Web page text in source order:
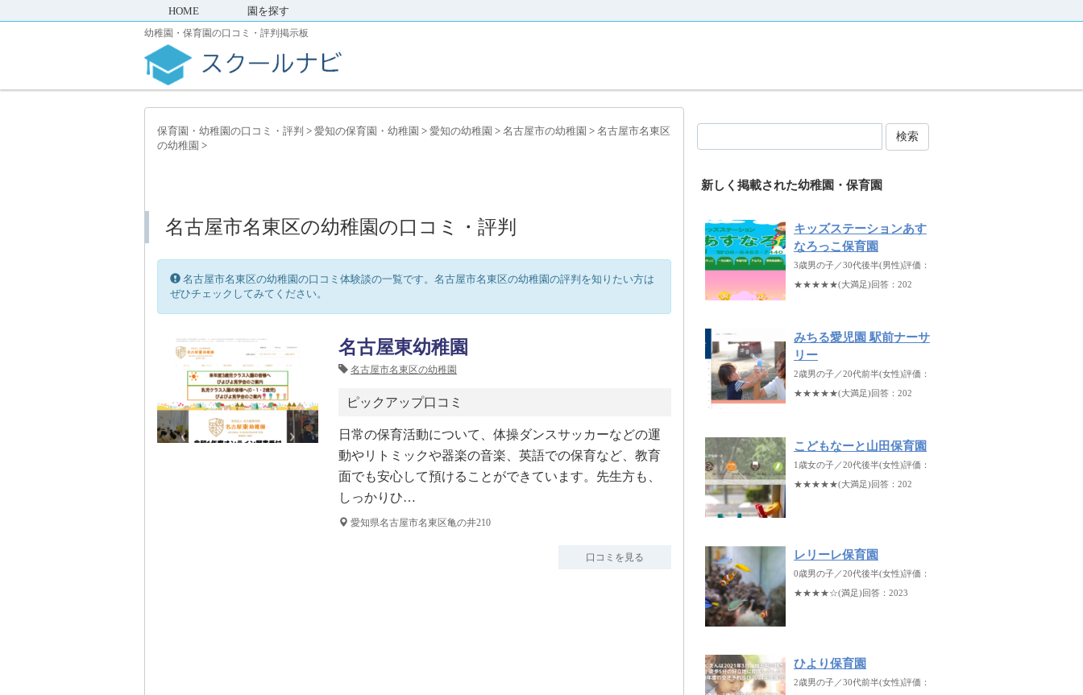
HOME 園を探す
幼稚園・保育園の口コミ・評判掲示板
保育園・幼稚園の口コミ・評判 > 愛知の保育園・幼稚園 > 愛知の幼稚園 > 名古屋市の幼稚園 > 名古屋市名東区
の幼稚園 >
名古屋市名東区の幼稚園の口コミ・評判
名古屋市名東区の幼稚園の口コミ体験談の一覧です。名古屋市名東区の幼稚園の評判を知りたい方は
ぜひチェックしてみてください。
名古屋東幼稚園
名古屋市名東区の幼稚園
ピックアップ口コミ
日常の保育活動について、体操ダンスサッカーなどの運
動やリトミックや器楽の音楽、英語での保育など、教育
面でも安心して預けることができています。先生方も、
しっかりひ…
愛知県名古屋市名東区亀の井210
口コミを見る
検索
新しく掲載された幼稚園・保育園
キッズステーションあす
なろっこ保育園
3歳男の子／30代後半(男性)評価：
★★★★★(大満足)回答：202
みちる愛児園 駅前ナーサ
リー
2歳男の子／20代前半(女性)評価：
★★★★★(大満足)回答：202
こどもなーと山田保育園
1歳女の子／20代後半(女性)評価：
★★★★★(大満足)回答：202
レリーレ保育園
0歳男の子／20代後半(女性)評価：
★★★★☆(満足)回答：2023
ひより保育園
2歳男の子／30代前半(女性)評価：